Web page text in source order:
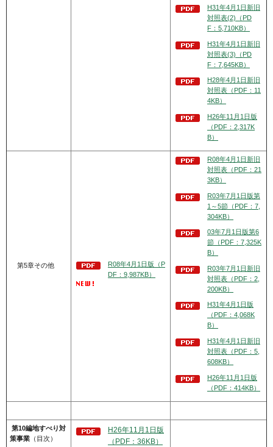
H31年4月1日新旧
対照表(2)（PD
F：5,710KB）
H31年4月1日新旧
対照表(3)（PD
F：7,645KB）
H28年4月1日新旧
対照表（PDF：11
4KB）
H26年11月1日版
（PDF：2,317K
B）
第5章その他
R08年4月1日版（P
DF：9,987KB）
R08年4月1日新旧
対照表（PDF：21
3KB）
R03年7月1日版第
1～5節（PDF：7,
304KB）
03年7月1日版第6
節（PDF：7,325K
B）
R03年7月1日新旧
対照表（PDF：2,
200KB）
H31年4月1日版
（PDF：4,068K
B）
H31年4月1日新旧
対照表（PDF：5,
608KB）
H26年11月1日版
（PDF：414KB）
第10編地すべり対
策事業 （目次）
H26年11月1日版
（PDF：36KB）